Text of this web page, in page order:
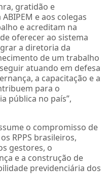
gratidão e
e aos colegas
e acreditam na
oferecer ao sistema
a diretoria da
de um trabalho
atuando em defesa
a capacitação e a
para o
pública no país”,
o compromisso de
RPPS brasileiros,
gestores, o
e a construção de
previdenciária dos